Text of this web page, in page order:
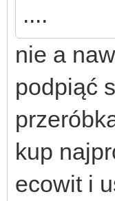
....
nie a
podpiąć
kup
ecowit i